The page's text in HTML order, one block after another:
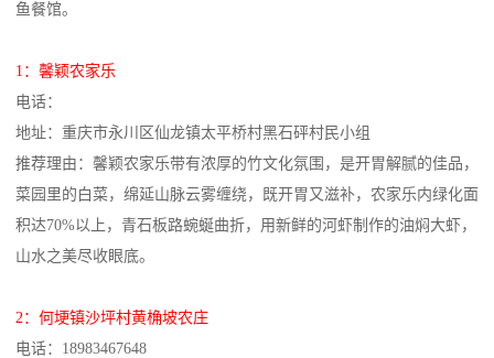
鱼餐馆。
1：馨颖农家乐
电话：
地址：重庆市永川区仙龙镇太平桥村黑石砰村民小组
推荐理由：馨颖农家乐带有浓厚的竹文化氛围，是开胃解腻的佳品，
菜园里的白菜，绵延山脉云雾缠绕，既开胃又滋补，农家乐内绿化面
积达70%以上，青石板路蜿蜒曲折，用新鲜的河虾制作的油焖大虾，
山水之美尽收眼底。
2：何埂镇沙坪村黄桷坡农庄
电话：18983467648